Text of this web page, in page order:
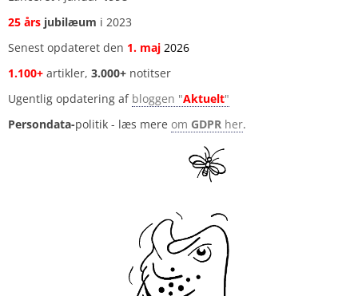
25 års jubilæum i 2023
Senest opdateret den 1. maj 2026
1.100+ artikler, 3.000+ notitser
Ugentlig opdatering af bloggen "Aktuelt"
Persondata-politik - læs mere om GDPR her.